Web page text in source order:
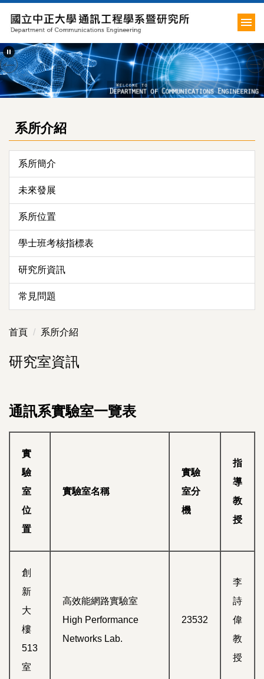
到
要
內
容
區
系所介紹
系所簡介
未來發展
系所位置
學士班考核指標表
研究所資訊
常見問題
首頁 系所介紹
研究室資訊
通訊系實驗室一覽表
實
驗
室
位
置
實驗室名稱
實驗
室分
機
指
導
教
授
創
新
大
樓
513
室
高效能網路實驗室
High Performance
Networks Lab.
23532
李
詩
偉
教
授